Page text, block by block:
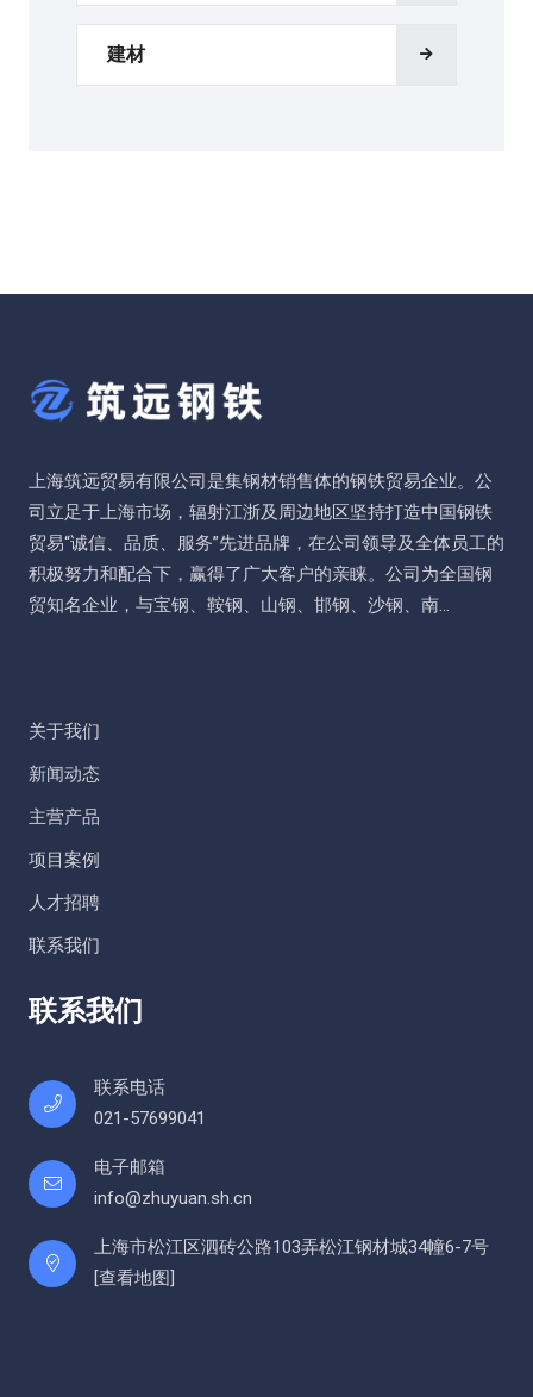
建材
上海筑远贸易有限公司是集钢材销售体的钢铁贸易企业。公
司立足于上海市场，辐射江浙及周边地区坚持打造中国钢铁
贸易“诚信、品质、服务”先进品牌，在公司领导及全体员工的
积极努力和配合下，赢得了广大客户的亲睐。公司为全国钢
贸知名企业，与宝钢、鞍钢、山钢、邯钢、沙钢、南...
关于我们
新闻动态
主营产品
项目案例
人才招聘
联系我们
联系我们
联系电话
021-57699041
电子邮箱
info@zhuyuan.sh.cn
上海市松江区泗砖公路103弄松江钢材城34幢6-7号
[查看地图]